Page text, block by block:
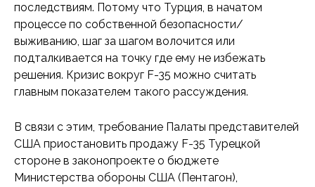
последствиям. Потому что Турция, в начатом
процессе по собственной безопасности/
выживанию, шаг за шагом волочится или
подталкивается на точку где ему не избежать
решения. Кризис вокруг F-35 можно считать
главным показателем такого рассуждения.
В связи с этим, требование Палаты представителей
США приостановить продажу F-35 Турецкой
стороне в законопроекте о бюджете
Министерства обороны США (Пентагон),